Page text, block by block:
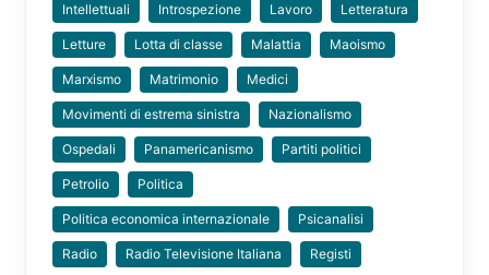
Intellettuali Introspezione Lavoro Letteratura
Letture Lotta di classe Malattia Maoismo
Marxismo Matrimonio Medici
Movimenti di estrema sinistra Nazionalismo
Ospedali Panamericanismo Partiti politici
Petrolio Politica
Politica economica internazionale Psicanalisi
Radio Radio Televisione Italiana Registi